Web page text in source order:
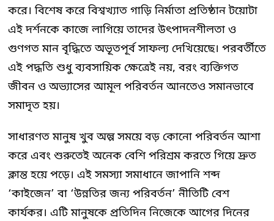
করে। বিশেষ করে বিশ্বখ্যাত গাড়ি নির্মাতা প্রতিষ্ঠান টয়োটা
এই দর্শনকে কাজে লাগিয়ে তাদের উৎপাদনশীলতা ও
গুণগত মান বৃদ্ধিতে অভূতপূর্ব সাফল্য দেখিয়েছে। পরবর্তীতে
এই পদ্ধতি শুধু ব্যবসায়িক ক্ষেত্রেই নয়, বরং ব্যক্তিগত
জীবন ও অভ্যাসের আমূল পরিবর্তন আনতেও সমানভাবে
সমাদৃত হয়।
সাধারণত মানুষ খুব অল্প সময়ে বড় কোনো পরিবর্তন আশা
করে এবং শুরুতেই অনেক বেশি পরিশ্রম করতে গিয়ে দ্রুত
ক্লান্ত হয়ে পড়ে। এই সমস্যা সমাধানে জাপানি শব্দ
‘কাইজেন’ বা ‘উন্নতির জন্য পরিবর্তন’ নীতিটি বেশ
কার্যকর। এটি মানুষকে প্রতিদিন নিজেকে আগের দিনের